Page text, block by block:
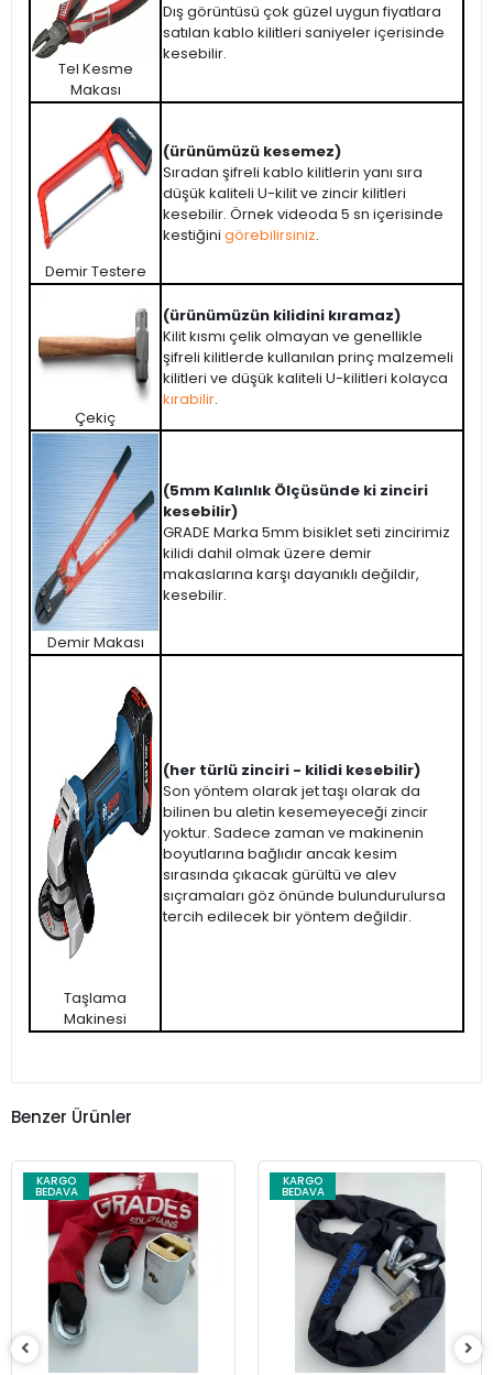
Tel Kesme
Makası
Dış görüntüsü çok güzel uygun fiyatlara
satılan kablo kilitleri saniyeler içerisinde
kesebilir.
Demir Testere
(ürünümüzü kesemez)
Sıradan şifreli kablo kilitlerin yanı sıra
düşük kaliteli U-kilit ve zincir kilitleri
kesebilir. Örnek videoda 5 sn içerisinde
kestiğini görebilirsiniz.
Çekiç
(ürünümüzün kilidini kıramaz)
Kilit kısmı çelik olmayan ve genellikle
şifreli kilitlerde kullanılan prinç malzemeli
kilitleri ve düşük kaliteli U-kilitleri kolayca
kırabilir.
Demir Makası
(5mm Kalınlık Ölçüsünde ki zinciri
kesebilir)
GRADE Marka 5mm bisiklet seti zincirimiz
kilidi dahil olmak üzere demir
makaslarına karşı dayanıklı değildir,
kesebilir.
Taşlama
Makinesi
(her türlü zinciri - kilidi kesebilir)
Son yöntem olarak jet taşı olarak da
bilinen bu aletin kesemeyeceği zincir
yoktur. Sadece zaman ve makinenin
boyutlarına bağlıdır ancak kesim
sırasında çıkacak gürültü ve alev
sıçramaları göz önünde bulundurulursa
tercih edilecek bir yöntem değildir.
Benzer Ürünler
KARGO
BEDAVA
KARGO
BEDAVA